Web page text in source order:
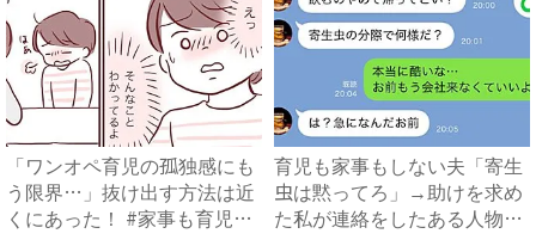
「ワンオペ育児の孤独感にも
う限界…」抜け出す方法は近
くにあった！ #家事も育児
育児も家事もしない夫「寄生
虫は黙ってろ」→助けを求め
た私が連絡をしたある人物と